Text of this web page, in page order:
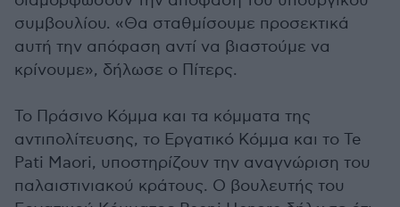
συμβουλίου. «Θα σταθμίσουμε προσεκτικά
αυτή την απόφαση αντί να βιαστούμε να
κρίνουμε», δήλωσε ο Πίτερς.
To Πράσινο Κόμμα και τα κόμματα της
αντιπολίτευσης, το Εργατικό Κόμμα και το Te
Pati Maori, υποστηρίζουν την αναγνώριση του
παλαιστινιακού κράτους. Ο βουλευτής του